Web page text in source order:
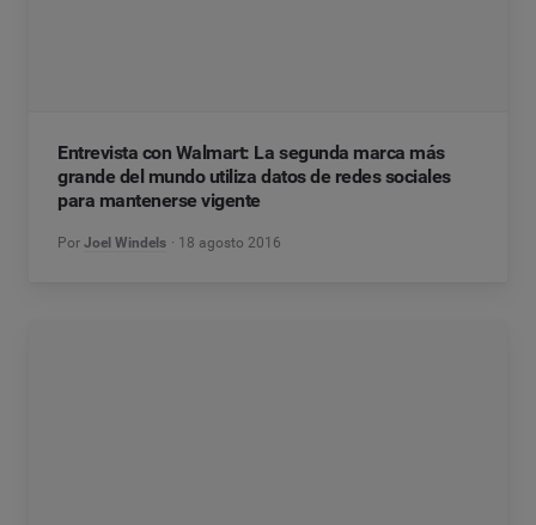
Entrevista con Walmart: La segunda marca más
grande del mundo utiliza datos de redes sociales
para mantenerse vigente
Por Joel Windels 18 agosto 2016